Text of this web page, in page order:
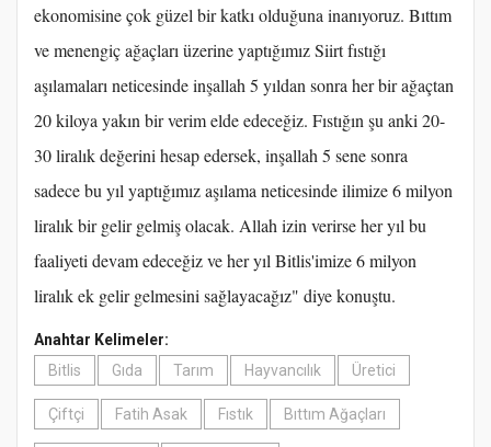
ekonomisine çok güzel bir katkı olduğuna inanıyoruz. Bıttım
ve menengiç ağaçları üzerine yaptığımız Siirt fıstığı
aşılamaları neticesinde inşallah 5 yıldan sonra her bir ağaçtan
20 kiloya yakın bir verim elde edeceğiz. Fıstığın şu anki 20-
30 liralık değerini hesap edersek, inşallah 5 sene sonra
sadece bu yıl yaptığımız aşılama neticesinde ilimize 6 milyon
liralık bir gelir gelmiş olacak. Allah izin verirse her yıl bu
faaliyeti devam edeceğiz ve her yıl Bitlis'imize 6 milyon
liralık ek gelir gelmesini sağlayacağız" diye konuştu.
Anahtar Kelimeler:
Bitlis
Gıda Tarım Hayvancılık Üretici
Çiftçi Fatih Asak Fıstık Bıttım Ağaçları